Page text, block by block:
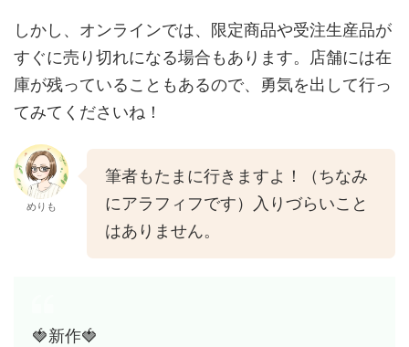
しかし、オンラインでは、限定商品や受注生産品が
すぐに売り切れになる場合もあります。店舗には在
庫が残っていることもあるので、勇気を出して行っ
てみてくださいね！
めりも
筆者もたまに行きますよ！（ちなみ
にアラフィフです）入りづらいこと
はありません。
🍓新作🍓